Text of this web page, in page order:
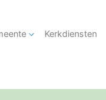
Kerkdiensten